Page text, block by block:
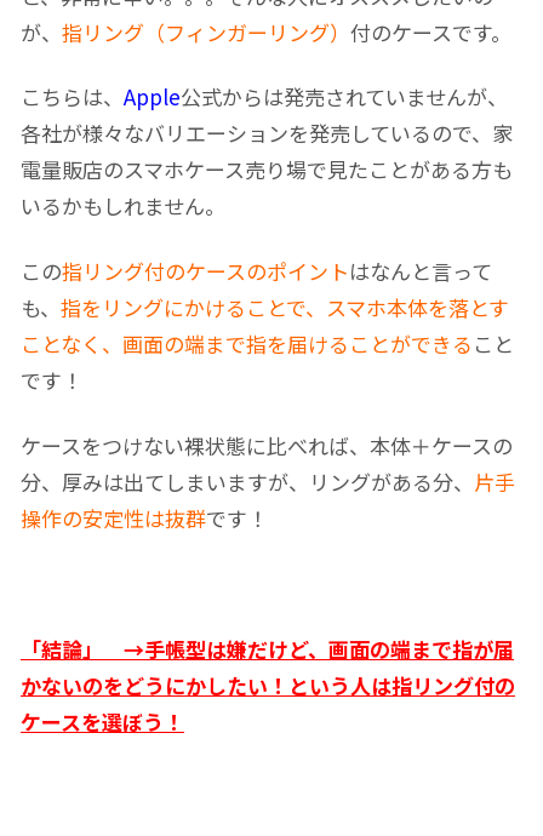
が、 指リング（フィンガーリング） 付のケースです。
こちらは、 Apple公式からは発売されていませんが、
各社が様々なバリエーションを発売しているので、家
電量販店のスマホケース売り場で見たことがある方も
いるかもしれません。
この指リング付のケースのポイントはなんと言って
も、 指をリングにかけることで、スマホ本体を落とす
ことなく、画面の端まで指を届けることができる こと
です！
ケースをつけない裸状態に比べれば、本体＋ケースの
分、厚みは出てしまいますが、リングがある分、 片手
操作の安定性は抜群です！
「結論」 →手帳型は嫌だけど、画面の端まで指が届
かないのをどうにかしたい！という人は指リング付の
ケースを選ぼう！